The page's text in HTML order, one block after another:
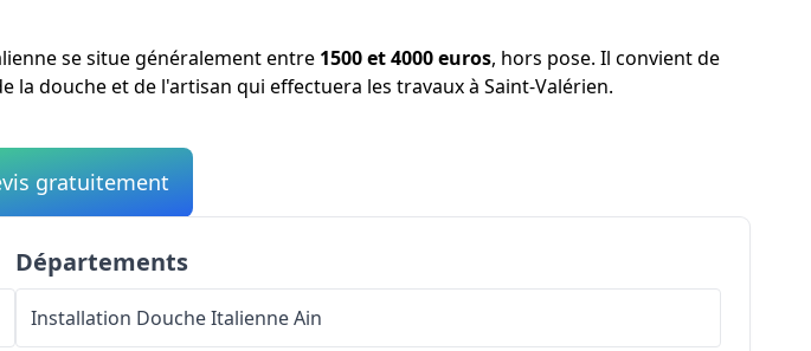
se situe généralement entre 1500 et 4000 euros, hors pose. Il convient de
douche et de l'artisan qui effectuera les travaux à Saint-Valérien.
gratuitement
Départements
Installation Douche ItalienneAin